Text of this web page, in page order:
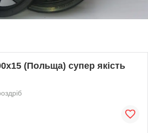
(Польща) супер якість